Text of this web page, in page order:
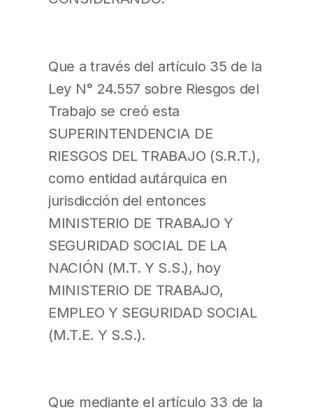
Que a través del artículo 35 de la
Ley N° 24.557 sobre Riesgos del
Trabajo se creó esta
SUPERINTENDENCIA DE
RIESGOS DEL TRABAJO (S.R.T.),
como entidad autárquica en
jurisdicción del entonces
MINISTERIO DE TRABAJO Y
SEGURIDAD SOCIAL DE LA
NACIÓN (M.T. Y S.S.), hoy
MINISTERIO DE TRABAJO,
EMPLEO Y SEGURIDAD SOCIAL
(M.T.E. Y S.S.).
Que mediante el artículo 33 de la